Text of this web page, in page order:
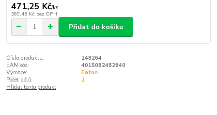
471,25 Kč/ks
389,46 Kč bez DPH
Přidat do košíku
Číslo produktu:
248264
EAN kód:
4015082482640
Výrobce:
Eaton
Počet pólů:
2
Hlídat tento produkt